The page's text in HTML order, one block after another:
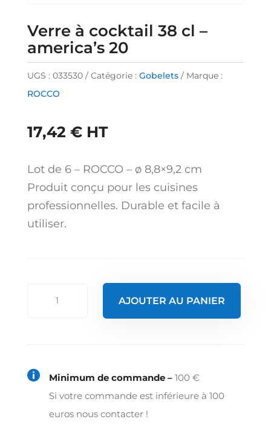
Verre à cocktail 38 cl –
america’s 20
UGS : 033530 Catégorie : Gobelets
Marque :
ROCCO
17,42 € HT
Lot de 6 – ROCCO – ø 8,8×9,2 cm
Produit conçu pour les cuisines
professionnelles. Durable et facile à
utiliser.
38
AJOUTER AU PANIER
 Minimum de commande – 100 €
Si votre commande est inférieure à 100
euros nous contacter !